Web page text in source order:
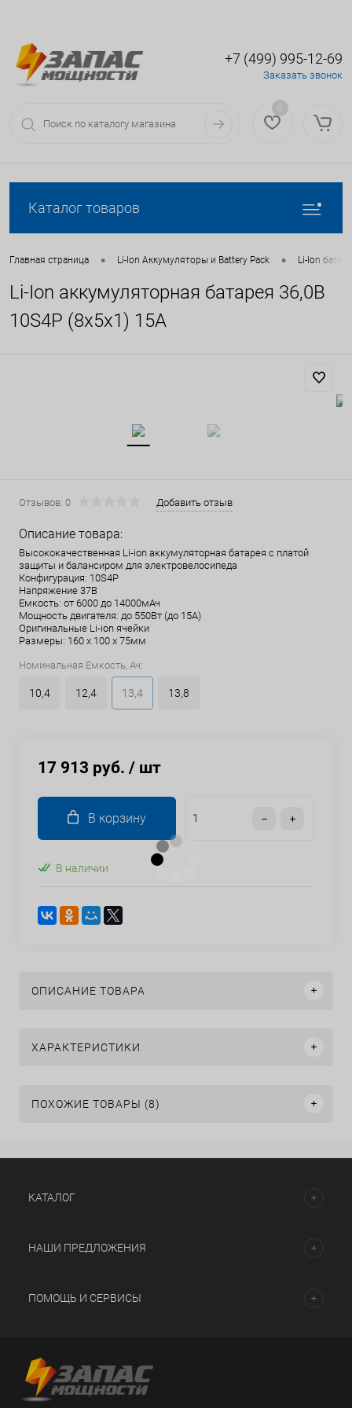
Вход Регистрация
+7 (499) 995-12-69
Заказать звонок
0
Каталог товаров
Главная страница • Li-Ion Аккумуляторы и Battery Pack • Li-Ion
Li-Ion аккумуляторная батарея 36,0В
10S4P (8x5x1) 15A
Отзывов: 0 Добавить отзыв
Описание товара:
Высококачественная Li-ion аккумуляторная батарея с платой
защиты и балансиром для электровелосипеда
Конфигурация: 10S4P
Напряжение 37В
Емкость: от 6000 до 14000мАч
Мощность двигателя: до 550Вт (до 15А)
Оригинальные Li-ion ячейки
Размеры: 160 х 100 х 75мм
Номинальная Емкость, Ач:
10,4 12,4 13,4 13,8
17 913 руб. / шт
В корзину
В наличии
ОПИСАНИЕ ТОВАРА
ХАРАКТЕРИСТИКИ
ПОХОЖИЕ ТОВАРЫ (8)
КАТАЛОГ
НАШИ ПРЕДЛОЖЕНИЯ
ПОМОЩЬ И СЕРВИСЫ